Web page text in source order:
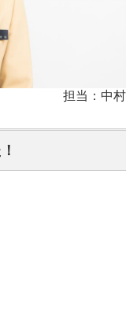
担当：中村